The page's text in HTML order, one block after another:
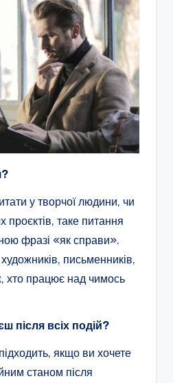
у творчої людини, чи
проєктів, таке питання
фразі «як справи».
письменників,
хто працює над чимось
після всіх подій?
якщо ви хочете
станом після